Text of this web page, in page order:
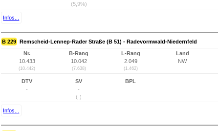
(5,9%)
Infos...
B 229 Remscheid-Lennep-Rader Straße (B 51) - Radevormwald-Niedernfeld
Nr.
10.433
(10.442)
B-Rang
10.042
(7.638)
L-Rang
2.049
(1.462)
Land
NW
DTV
-
SV
-
(-)
BPL
Infos...